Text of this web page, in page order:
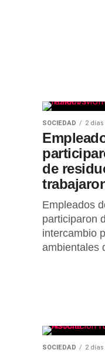
SOCIEDAD 2
de
Empleados
participaron
intercambio
ambientales
SOCIEDAD 2